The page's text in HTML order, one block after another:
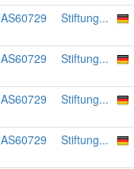
AS60729 Stiftung...
AS60729 Stiftung...
AS60729 Stiftung...
AS60729 Stiftung...